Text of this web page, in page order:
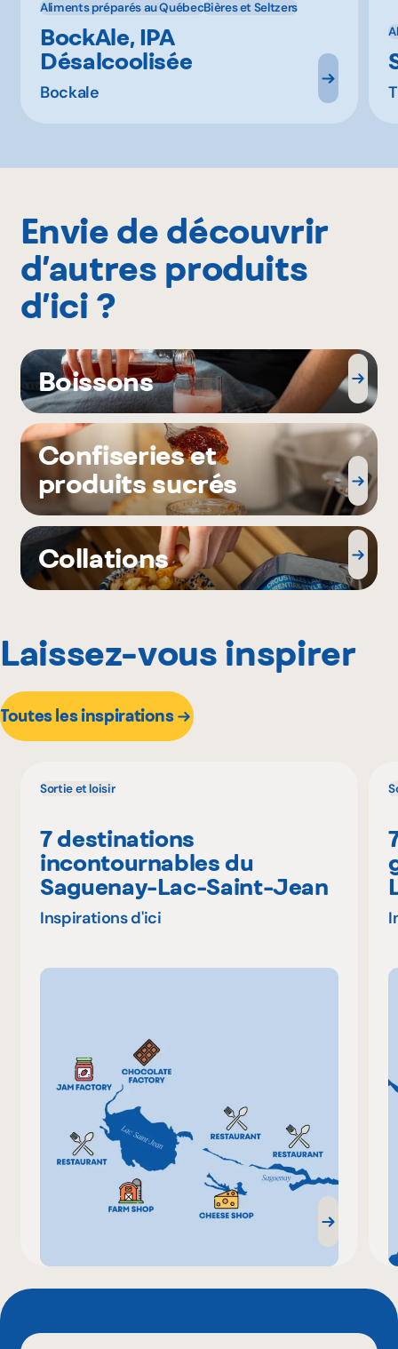
Aliments préparés au QuébecBières et Seltzers
BockAle, IPA
Désalcoolisée
Bockale
Envie de découvrir
d’autres produits
d’ici ?
Boissons
Confiseries et
produits sucrés
Collations
Laissez-vous inspirer
Toutes les inspirations
Sortie et loisir
7 destinations
incontournables du
Saguenay-Lac-Saint-Jean
Inspirations d'ici